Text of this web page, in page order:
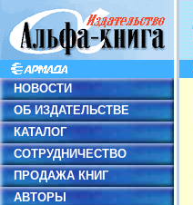
НОВОСТИ
ОБ ИЗДАТЕЛЬСТВЕ
КАТАЛОГ
СОТРУДНИЧЕСТВО
ПРОДАЖА КНИГ
АВТОРЫ